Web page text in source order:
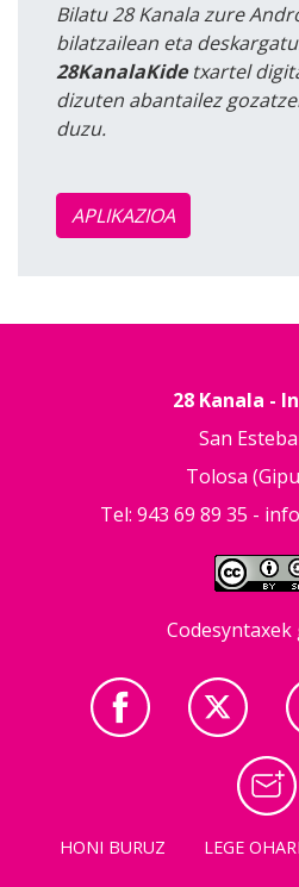
Bilatu 28 Kanala zure
bilatzailean eta
28KanalaKidetxartel
dizuten abantailez
duzu.
APLIKAZIOA
28 Kanala -
San
Tolosa
Tel: 943 69 89 35 -
HONI BURUZ LEGE